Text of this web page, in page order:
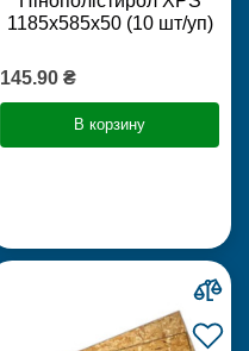
1185х585х50 (10 шт/уп)
145.90 ₴
В корзину